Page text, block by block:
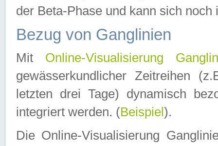
der Beta-Phase und kann sich noch
Bezug von Ganglinien
Mit Online-Visualisierung
gewässerkundlicher Zeitreihen
letzten drei Tage) dynamisch
integriert werden. (Beispiel ).
Die Online-Visualisierung